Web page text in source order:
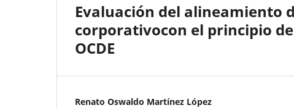
Evaluación del alineamiento
corporativocon el principio
OCDE
Renato Oswaldo Martínez López